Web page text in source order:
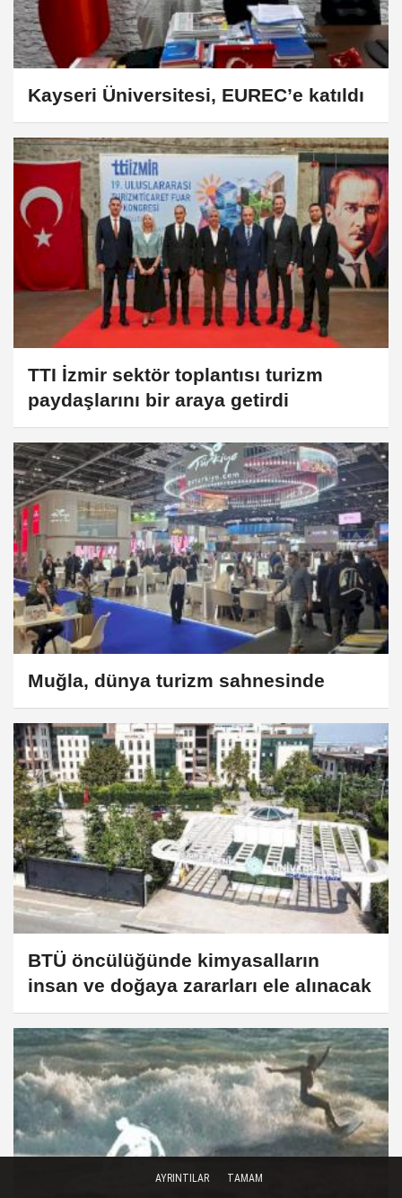
Kayseri Üniversitesi, EUREC’e katıldı
TTI İzmir sektör toplantısı turizm
paydaşlarını bir araya getirdi
Muğla, dünya turizm sahnesinde
BTÜ öncülüğünde kimyasalların
insan ve doğaya zararları ele alınacak
AYRINTILAR TAMAM